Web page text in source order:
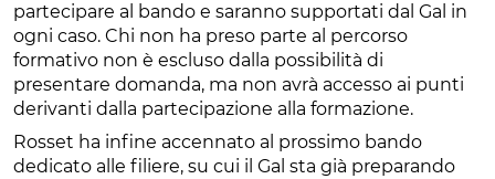
partecipare al bando e saranno supportati dal Gal in
ogni caso. Chi non ha preso parte al percorso
formativo non è escluso dalla possibilità di
presentare domanda, ma non avrà accesso ai punti
derivanti dalla partecipazione alla formazione.
Rosset ha infine accennato al prossimo bando
dedicato alle filiere, su cui il Gal sta già preparando